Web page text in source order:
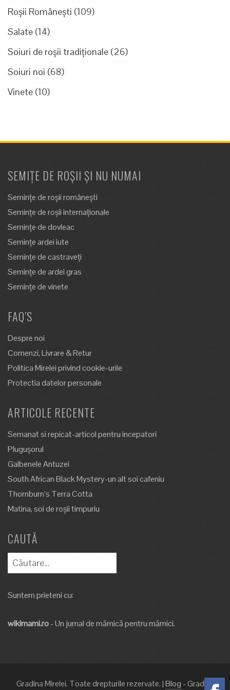
Roșii Românești (109)
Salate (14)
Soiuri de roșii tradiționale (26)
Soiuri noi (68)
Vinete (10)
SEMIȚE DE ROȘII ȘI NU NUMAI
Semințe de roșii românești
Semințe de roșii internaționale
Semințe de dovleac
Semințe ardei iute
Semințe de castraveți
Semințe de ardei gras
Semințe de vinete
FAQ’S
Despre noi
Comenzi, Livrare & Retur
Politica Mirelei privind cookie-urile
Protectia datelor personale
ARTICOLE RECENTE
Semanat si repicat-articol pentru incepatori
Plugușorul
Galbenele Antuzei
South African Black Mystery-un alt soi cafeniu
Thornburn’s Terra Cotta
Matina, soi de roșii timpuriu
CAUTĂ
Caută
după:
Suntem prieteni cu:
wikimami.ro- Un jurnal de mămică pentru mămici.
Gradina Mirelei. Toate drepturile rezervate.|Blog - Gradina